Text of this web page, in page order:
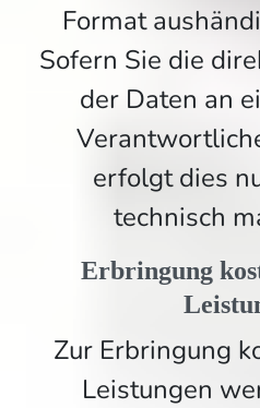
Format
Sofern Sie die
der Daten an
erfolgt dies
technisch
Erbringung
Zur Erbringung
Leistungen